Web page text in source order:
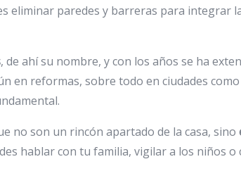
eliminar paredes y barreras para integrar
, de ahí su nombre, y con los años se ha
en reformas, sobre todo en ciudades
no son un rincón apartado de la casa, sino
hablar con tu familia, vigilar a los niños